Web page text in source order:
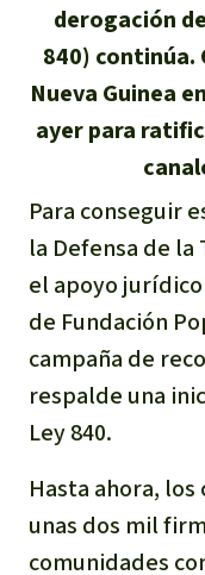
derogación
840) continúa.
Nueva Guinea
ayer para
Para conseguir
la Defensa de la
el apoyo
de Fundación
campaña de
respalde una
Ley 840.
Hasta ahora,
unas dos mil
comunidades